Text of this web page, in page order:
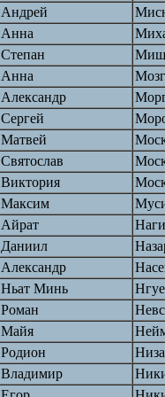
Андрей
Анна
Степан
Анна
Александр
Сергей
Матвей
Святослав
Виктория
Максим
Айрат
Даниил
Александр
Ньат Минь
Роман
Майя
Родион
Владимир